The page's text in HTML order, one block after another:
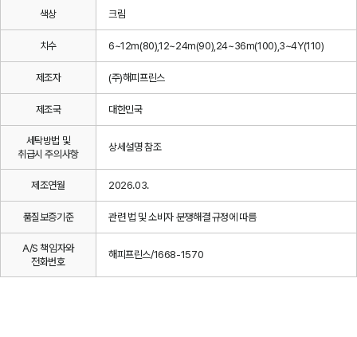
색상 크림
치수 6~12m(80),12~24m(90),24~36m(100),3~4Y(110)
제조자 (주)해피프린스
제조국 대한민국
세탁방법 및
취급시 주의사항
상세설명 참조
제조연월 2026.03.
품질보증기준 관련 법 및 소비자 분쟁해결 규정에 따름
A/S 책임자와
전화번호
해피프린스/1668-1570